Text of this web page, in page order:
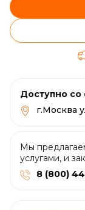
Доступно со
г.Москва
Мы
услугами, и
8 (800)